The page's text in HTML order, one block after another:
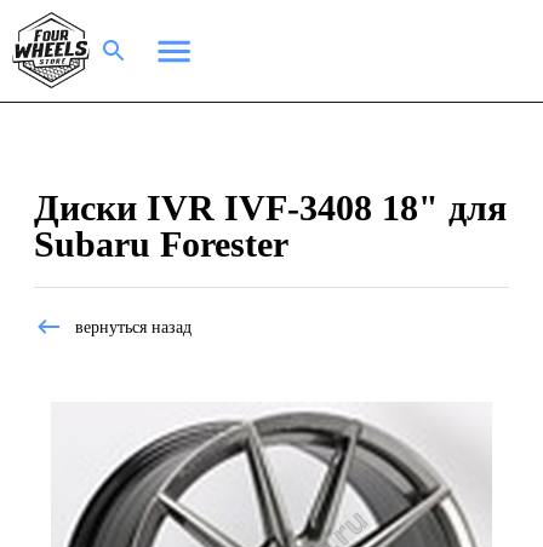
Диски IVR IVF-3408 18" для
Subaru Forester
вернуться назад